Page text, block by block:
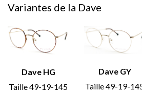
Variantes de la Dave
Dave HG
Taille 49-19-145
Dave GY
Taille 49-19-